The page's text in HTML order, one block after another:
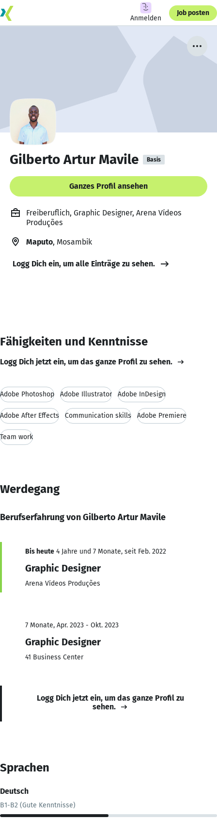
Anmelden
Job posten
Gilberto Artur Mavile Basis
Ganzes Profil ansehen
Freiberuflich, Graphic Designer, Arena Vídeos
Produções
Maputo, Mosambik
Logg Dich ein, um alle Einträge zu sehen.
Fähigkeiten und Kenntnisse
Logg Dich jetzt ein, um das ganze Profil zu sehen.
Adobe Photoshop Adobe Illustrator Adobe InDesign
Adobe After Effects Communication skills Adobe Premiere
Team work
Werdegang
Berufserfahrung von Gilberto Artur Mavile
Bis heute 4 Jahre und 7 Monate, seit Feb. 2022
Graphic Designer
Arena Vídeos Produções
7 Monate, Apr. 2023 - Okt. 2023
Graphic Designer
41 Business Center
Logg Dich jetzt ein, um das ganze Profil zu
sehen.
Sprachen
Deutsch
B1-B2 (Gute Kenntnisse)